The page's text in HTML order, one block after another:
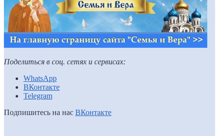
Поделиться в соц. сетях и сервисах:
WhatsApp
ВКонтакте
Telegram
Подпишитесь на нас ВКонтакте